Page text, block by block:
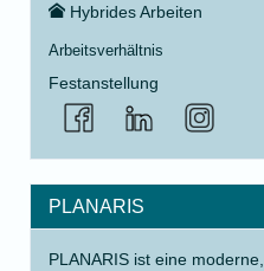
Hybrides Arbeiten
Arbeitsverhältnis
Festanstellung
PLANARIS
PLANARIS ist eine moderne,